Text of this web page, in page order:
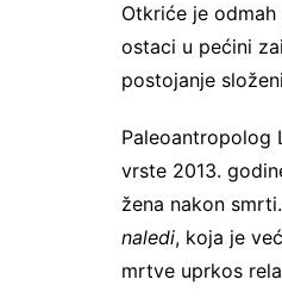
Otkriće je
ostaci u pećini
postojanje
Paleoantropolog
vrste 2013.
žena nakon
naledi, koja je
mrtve uprkos